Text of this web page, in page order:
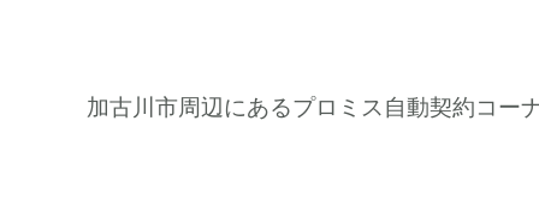
加古川市周辺にあるプロミス自動契約コー